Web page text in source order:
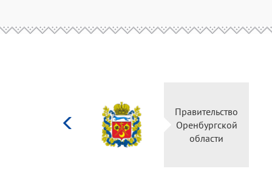
Правительство
Оренбургской
области